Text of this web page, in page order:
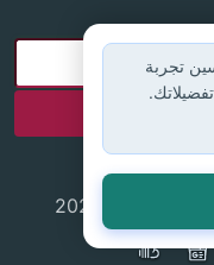
لاين © 2025
تجربة